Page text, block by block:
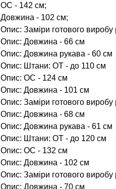
ОС - 142 см;
Довжина - 102 см;
Опис: Заміри готового
Опис: Довжина - 66 см
Опис: Довжина рукава - 60 см
Опис: Штани: ОТ - до 110 см
Опис: ОС - 124 см
Опис: Довжина - 101 см
Опис: Заміри готового
Опис: Довжина - 68 см
Опис: Довжина рукава - 61 см
Опис: Штани: ОТ - до 120 см
Опис: ОС - 132 см
Опис: Довжина - 102 см
Опис: Заміри готового
Опис: Довжина - 70 см